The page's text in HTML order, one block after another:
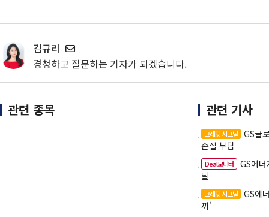
김규리
경청하고 질문하는 기자가 되겠습니다.
관련 종목 관련 기사
크레딧 시그널
GS글
손실 부담
Deal모니터
GS에
달
크레딧 시그널
GS에
끼'